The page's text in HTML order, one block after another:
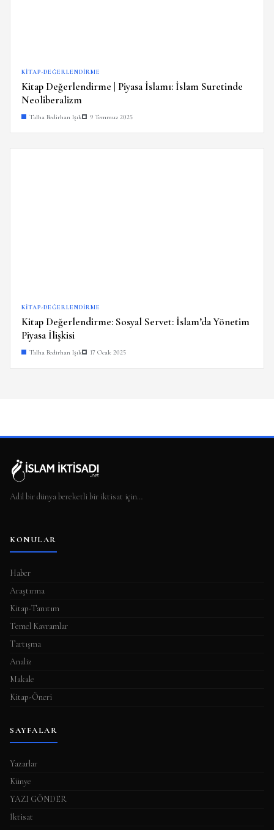
KITAP-DEĞERLENDIRME
Kitap Değerlendirme | Piyasa İslamı: İslam Suretinde
Neoliberalizm
Talha Bedirhan Işık 9 Temmuz 2025
KITAP-DEĞERLENDIRME
Kitap Değerlendirme: Sosyal Servet: İslam’da Yönetim
Piyasa İlişkisi
Talha Bedirhan Işık 17 Ocak 2025
Adil bir dünya bereketli bir iktisat için…
KONULAR
Haber
Araştırma
Kitap-Tanıtım
Temel Kavramlar
Tartışma
Analiz
Makale
Kitap-Öneri
SAYFALAR
Yazarlar
Künye
YAZI GÖNDER
İktisat